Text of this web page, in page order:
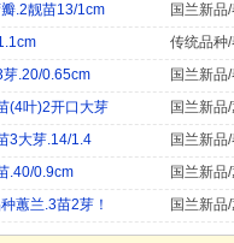
.2靓苗13/1cm
国兰新品
传统品种
.20/0.65cm
国兰新品
(4叶)2开口大芽
国兰新品
3大芽.14/1.4
国兰新品
.40/0.9cm
国兰新品
蕙兰.3苗2芽！ 国兰新品